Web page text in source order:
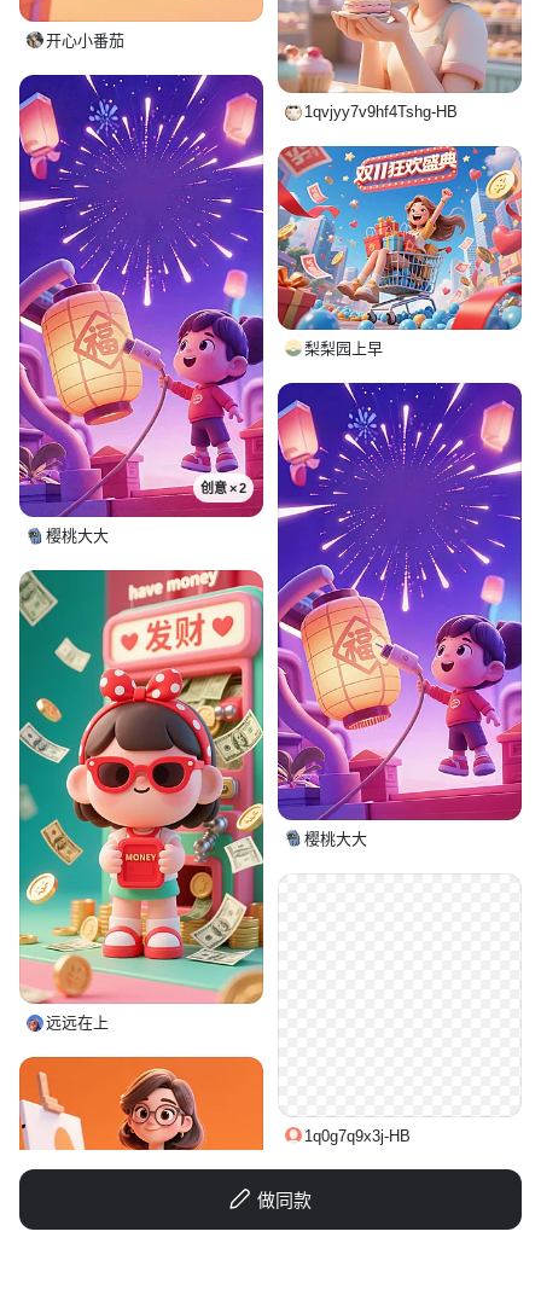
做同款
开心小番茄
1qvjyy7v9hf4Tshg-HB
创意 × 2
樱桃大大
梨梨园上早
创意 × 2
樱桃大大
远远在上
1q0g7q9x3j-HB